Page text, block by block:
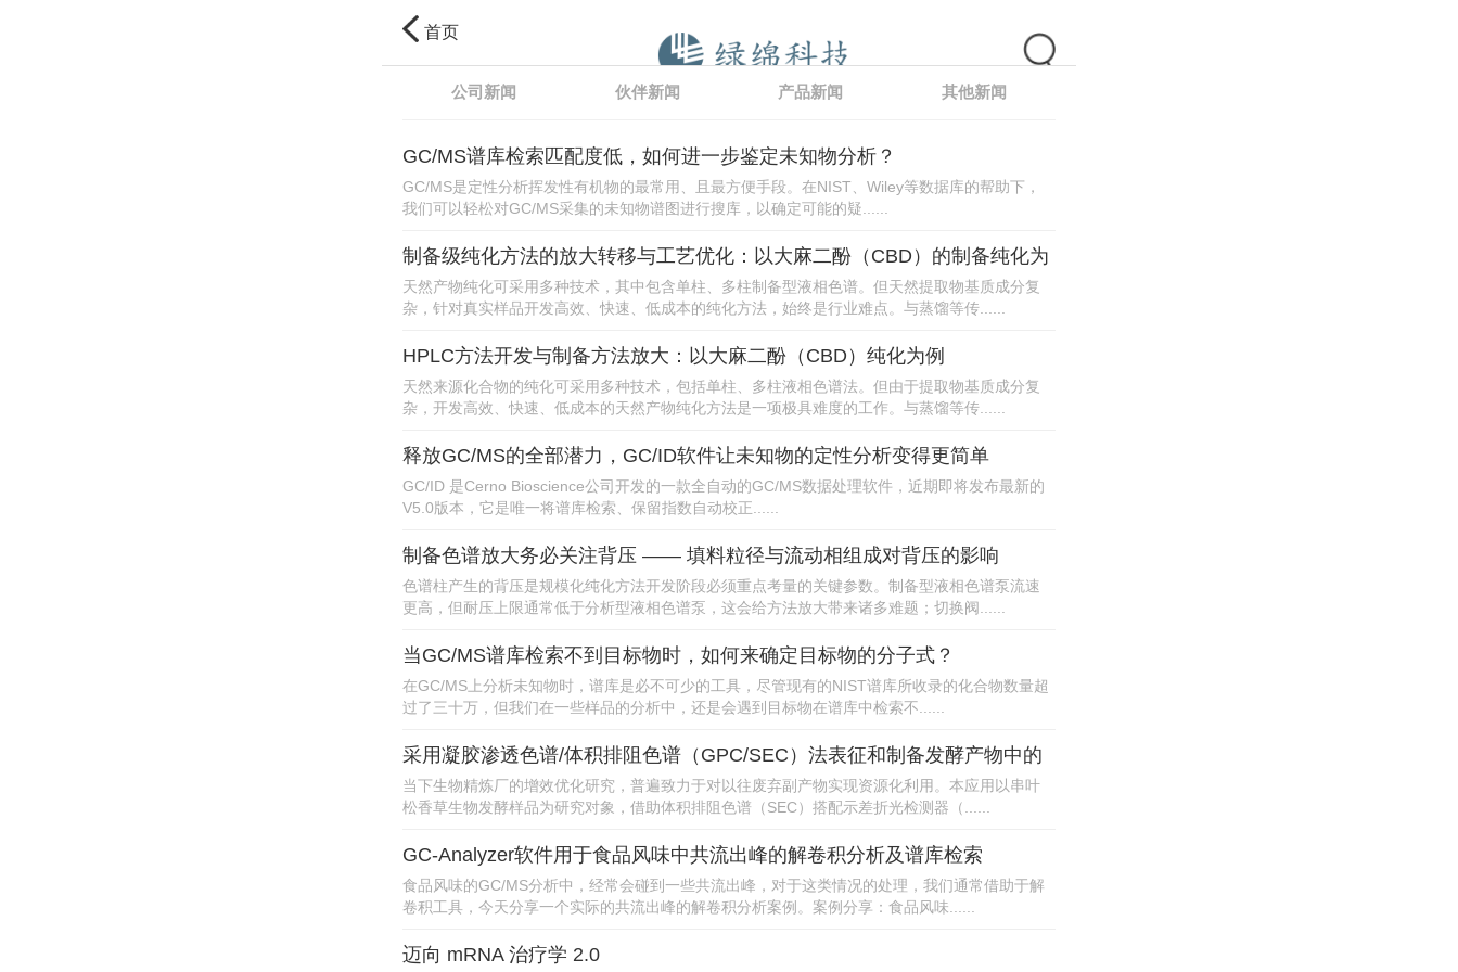
首页
公司新闻 伙伴新闻 产品新闻 其他新闻
GC/MS谱库检索匹配度低，如何进一步鉴定未知物分析？
GC/MS是定性分析挥发性有机物的最常用、且最方便手段。在NIST、Wiley等数据库的帮助下，
我们可以轻松对GC/MS采集的未知物谱图进行搜库，以确定可能的疑......
制备级纯化方法的放大转移与工艺优化：以大麻二酚（CBD）的制备纯化为
例
天然产物纯化可采用多种技术，其中包含单柱、多柱制备型液相色谱。但天然提取物基质成分复
杂，针对真实样品开发高效、快速、低成本的纯化方法，始终是行业难点。与蒸馏等传......
HPLC方法开发与制备方法放大：以大麻二酚（CBD）纯化为例
天然来源化合物的纯化可采用多种技术，包括单柱、多柱液相色谱法。但由于提取物基质成分复
杂，开发高效、快速、低成本的天然产物纯化方法是一项极具难度的工作。与蒸馏等传......
释放GC/MS的全部潜力，GC/ID软件让未知物的定性分析变得更简单
GC/ID 是Cerno Bioscience公司开发的一款全自动的GC/MS数据处理软件，近期即将发布最新的
V5.0版本，它是唯一将谱库检索、保留指数自动校正......
制备色谱放大务必关注背压 —— 填料粒径与流动相组成对背压的影响
色谱柱产生的背压是规模化纯化方法开发阶段必须重点考量的关键参数。制备型液相色谱泵流速
更高，但耐压上限通常低于分析型液相色谱泵，这会给方法放大带来诸多难题；切换阀......
当GC/MS谱库检索不到目标物时，如何来确定目标物的分子式？
在GC/MS上分析未知物时，谱库是必不可少的工具，尽管现有的NIST谱库所收录的化合物数量超
过了三十万，但我们在一些样品的分析中，还是会遇到目标物在谱库中检索不......
采用凝胶渗透色谱/体积排阻色谱（GPC/SEC）法表征和制备发酵产物中的
果聚糖
当下生物精炼厂的增效优化研究，普遍致力于对以往废弃副产物实现资源化利用。本应用以串叶
松香草生物发酵样品为研究对象，借助体积排阻色谱（SEC）搭配示差折光检测器（......
GC-Analyzer软件用于食品风味中共流出峰的解卷积分析及谱库检索
食品风味的GC/MS分析中，经常会碰到一些共流出峰，对于这类情况的处理，我们通常借助于解
卷积工具，今天分享一个实际的共流出峰的解卷积分析案例。案例分享：食品风味......
迈向 mRNA 治疗学 2.0